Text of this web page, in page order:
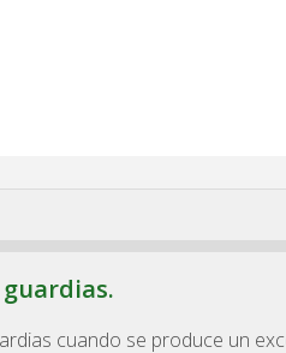
cuando se produce un